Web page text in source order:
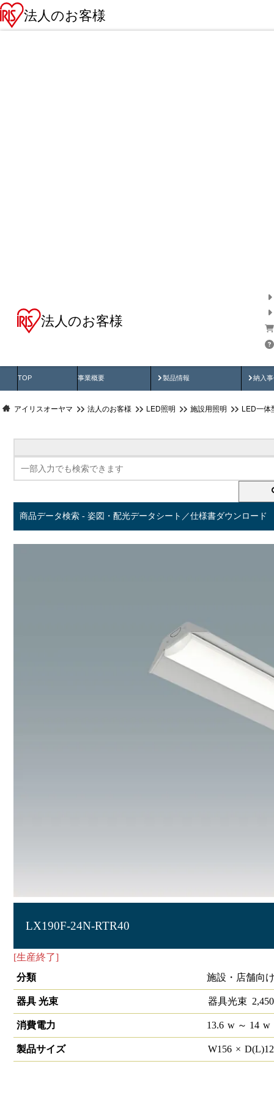
法人のお客様
法人のお客様
TOP 事業概要 製品情報
製品動画 納入
納
アイリスオーヤマ 法人のお客様 LED照明 施設用照明 LED一体
商品データ検索 - 姿図・配光データシート／仕様書ダウンロード
LX190F-24N-RTR40
[生産終了]
分類
施設・店舗向
器具 光束 器具光束 2,450
消費電力 13.6 w～ 14 w
製品サイズ W156 × D(L)